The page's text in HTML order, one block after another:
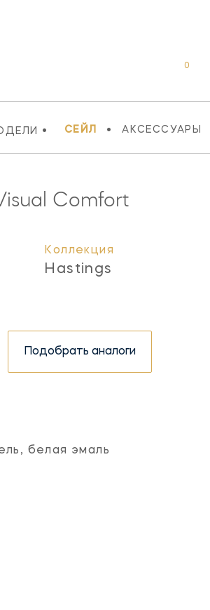
• СЕЙЛ • АКСЕССУАРЫ
0
Comfort
Коллекция
Hastings
Подобрать аналоги
белая эмаль